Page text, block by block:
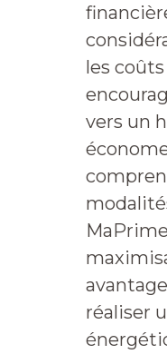
les
vers un
réaliser